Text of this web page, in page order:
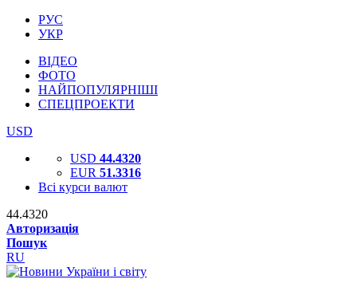
РУС
УКР
ВІДЕО
ФОТО
НАЙПОПУЛЯРНІШІ
СПЕЦПРОЕКТИ
USD
USD 44.4320
EUR 51.3316
Всі курси валют
44.4320
Авторизація
Пошук
RU